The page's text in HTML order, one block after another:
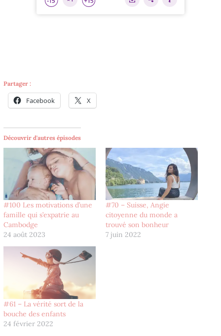
Partager :
Facebook X
Découvrir d'autres épisodes
#100 Les motivations d’une
famille qui s’expatrie au
Cambodge
24 août 2023
#70 – Suisse, Angie
citoyenne du monde a
trouvé son bonheur
7 juin 2022
#61 – La vérité sort de la
bouche des enfants
24 février 2022